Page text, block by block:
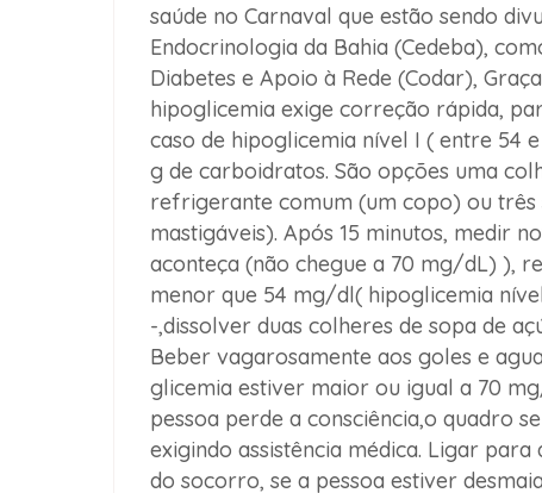
saúde no Carnaval que estão sendo
Endocrinologia da Bahia (Cedeba),
Diabetes e Apoio à Rede (Codar),
hipoglicemia exige correção rápida,
caso de hipoglicemia nível I ( entre 54
g de carboidratos. São opções uma
refrigerante comum (um copo) ou três
mastigáveis). Após 15 minutos, medir
aconteça (não chegue a 70 mg/dL) ),
menor que 54 mg/dl( hipoglicemia
-,dissolver duas colheres de sopa de
Beber vagarosamente aos goles e
glicemia estiver maior ou igual a 70
pessoa perde a consciência,o quadro
exigindo assistência médica. Ligar
do socorro, se a pessoa estiver